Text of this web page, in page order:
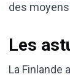
des
Les
La Finlande